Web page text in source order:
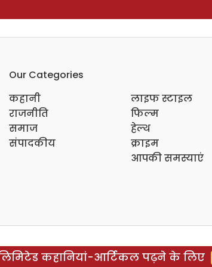
Our Categories
कहानी
राजनीति
समाज
संपादकीय
लाइफ स्टाइल
फिल्म
हेल्थ
क्राइम
आपकी समस्याएं
कहानियां-आर्टिकल पढ़ने के लिए